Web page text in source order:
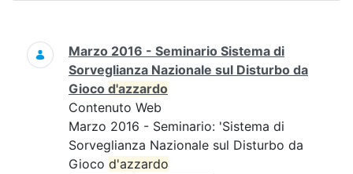
Ricerca
Marzo 2016 - Seminario Sistema di
Sorveglianza Nazionale sul Disturbo da
Gioco d'azzardo
Contenuto Web
Marzo 2016 - Seminario: 'Sistema di
Sorveglianza Nazionale sul Disturbo da
Gioco d'azzardo